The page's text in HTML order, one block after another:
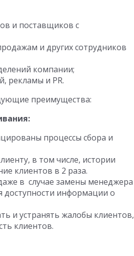
и поставщиков с
и других сотрудников
компании;
рекламы и PR.
преимущества:
процессы сбора и
в том числе, истории
клиентов в 2 раза.
в случае замены менеджера
доступности информации о
и устранять жалобы клиентов,
клиентов.